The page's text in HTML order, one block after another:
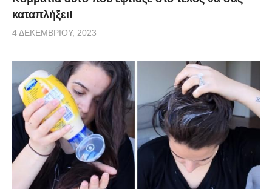
καταπλήξει!
4 ΔΕΚΕΜΒΡΊΟΥ, 2023